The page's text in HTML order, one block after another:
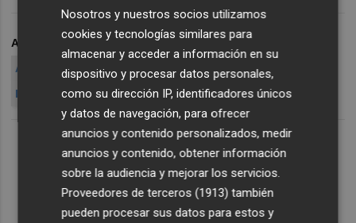
ARCHIVADO EN
CORPORACIÓN FINANCIERA ALBA
ALBA ACS
CORPORACIÓN FINANCIERA ALBA ACS
LOS MARCH VENDEN ACS
ALBA S
Nosotros y nuestros socios utilizamos
cookies y tecnologías similares para
almacenar y acceder a información en su
dispositivo y procesar datos personales,
como su dirección IP, identificadores únicos
y datos de navegación, para ofrecer
anuncios y contenido personalizados, medir
anuncios y contenido, obtener información
sobre la audiencia y mejorar los servicios.
Proveedores de terceros (1913) también
pueden procesar sus datos para estos y